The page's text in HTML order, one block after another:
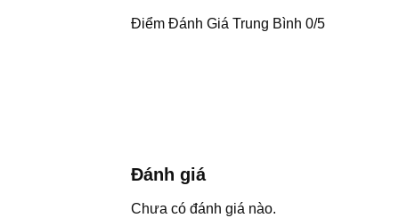
Điểm Đánh Giá Trung Bình 0/5
Đánh giá
Chưa có đánh giá nào.